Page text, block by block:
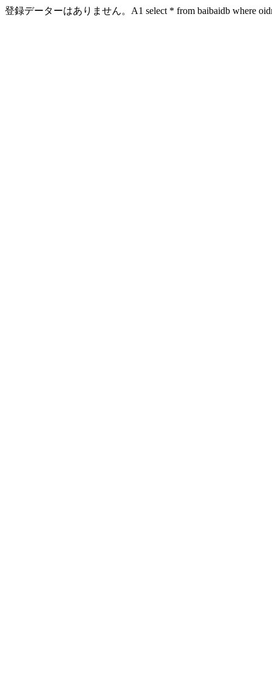
登録データーはありません。A1 select * from baibaidb where